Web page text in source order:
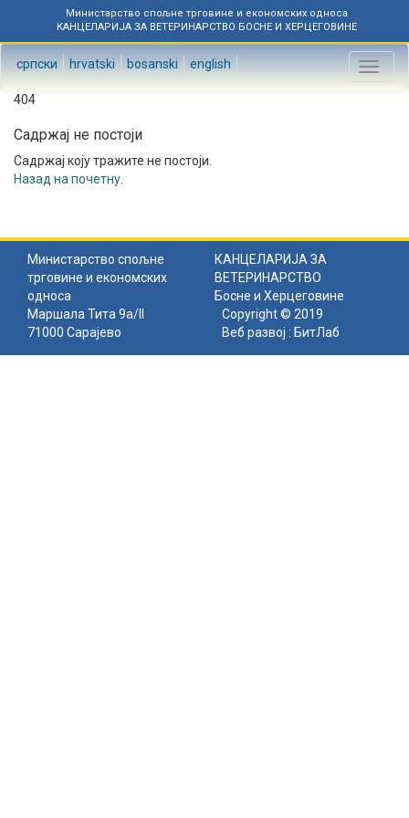
Министарство спољне трговине и економских односа
КАНЦЕЛАРИЈА ЗА ВЕТЕРИНАРСТВО БОСНЕ И ХЕРЦЕГОВИНЕ
српски hrvatski bosanski english
Toggle
404
Садржај не постоји
Садржај коју тражите не постоји.
Назад на почетну
Министарство спољне
трговине и економских
односа
КАНЦЕЛАРИЈА ЗА
ВЕТЕРИНАРСТВО
Босне и Херцеговине
Маршала Тита 9а/II
71000 Сарајево
Copyright © 2019
Веб развој : БитЛаб